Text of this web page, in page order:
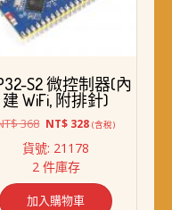
選
項
S2 微控制器(內
建 WiFi, 附排針)
368 原
價
格：
NT$ 368。
NT$ 328目
NT$ 328。
(含稅)
貨號: 21178
2 件庫存
加入購物車